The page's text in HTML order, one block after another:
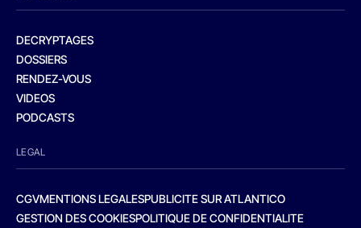
DECRYPTAGES
DOSSIERS
RENDEZ-VOUS
VIDEOS
PODCASTS
LEGAL
CGVMENTIONS LEGALESPUBLICITE SUR ATLANTICO
GESTION DES COOKIESPOLITIQUE DE CONFIDENTIALITE